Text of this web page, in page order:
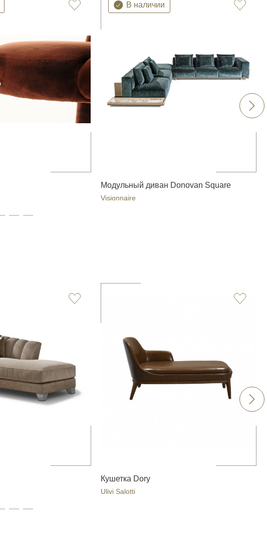
В наличии
Модульный диван Donovan Square
Visionnaire
Кушетка Dory
Ulivi Salotti